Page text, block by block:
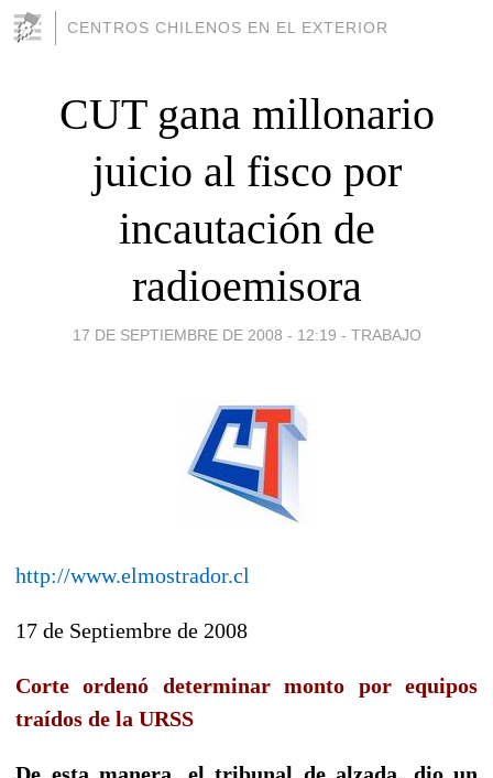
CENTROS CHILENOS EN EL EXTERIOR
CUT gana millonario
juicio al fisco por
incautación de
radioemisora
17 DE SEPTIEMBRE DE 2008 - 12:19 - TRABAJO
http://www.elmostrador.cl
17 de Septiembre de 2008
Corte ordenó determinar monto por equipos
traídos de la URSS